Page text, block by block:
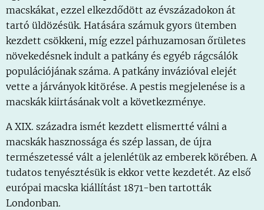
macskákat, ezzel elkezdődött az évszázadokon át
tartó üldözésük. Hatására számuk gyors ütemben
kezdett csökkeni, míg ezzel párhuzamosan őrületes
növekedésnek indult a patkány és egyéb rágcsálók
populációjának száma. A patkány invázióval elejét
vette a járványok kitörése. A pestis megjelenése is a
macskák kiirtásának volt a következménye.
A XIX. századra ismét kezdett elismertté válni a
macskák hasznossága és szép lassan, de újra
természetessé vált a jelenlétük az emberek körében. A
tudatos tenyésztésük is ekkor vette kezdetét. Az első
európai macska kiállítást 1871-ben tartották
Londonban.